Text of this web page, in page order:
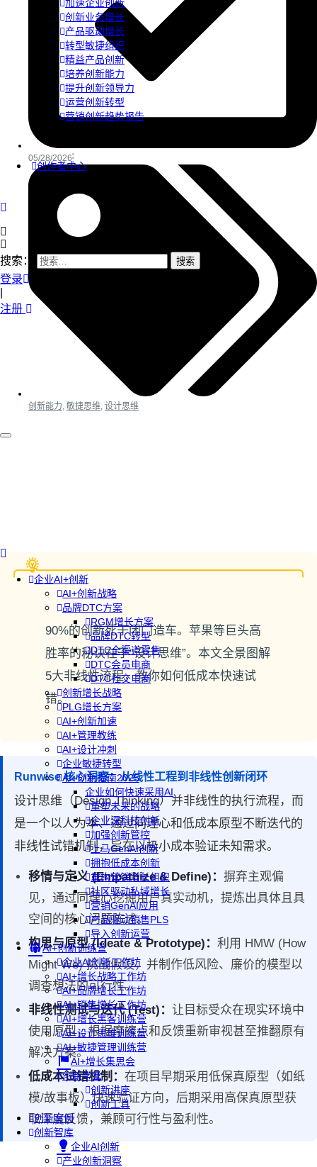
加速企业创新
创新业务增长
产品驱动增长
转型敏捷组织
精益产品创新
培养创新能力
提升创新领导力
运营创新转型
营销创新趋势报告
创作者中心
搜索：
登录
注册
企业AI+创新
AI+创新战略
品牌DTC方案
RGM增长方案
品牌DTC转型
DTC全渠道零售
DTC会员电商
DTC社交电商
创新增长战略
PLG增长方案
AI+创新加速
AI+管理教练
AI+设计冲刺
企业敏捷转型
AI+创新指南2025
企业如何快速采用AI
重塑未来的战略
企业深科技创新
加强创新管控
上马GenAI创新
拥抱低成本创新
重构营销增长组织
社区驱动私域增长
营销GenAI应用
产品驱动销售PLS
导入创新运营
AI+创新训练营
企业AI创新工作坊
AI+增长战略工作坊
AI+品牌增长工作坊
AI+销售增长工作坊
AI+增长黑客训练营
AI+设计思维训练营
AI+敏捷管理训练营
AI+增长集思会
创新学堂
创新讲座
创新工具
创新案例
创新智库
企业AI创新
产业创新洞察
05/28/2026
创新能力 敏捷思维 设计思维
90%的创新死于闭门造车。苹果等巨头高
胜率的秘诀在于“设计思维”。本文全景图解
5大非线性流程，教你如何低成本快速试
错。
Runwise 核心洞察：从线性工程到非线性创新闭环
设计思维（Design Thinking）并非线性的执行流程，而
是一个以人为本、通过同理心和低成本原型不断迭代的
非线性试错机制，旨在以极小成本验证未知需求。
移情与定义 (Empathize & Define)： 摒弃主观偏
见，通过同理心挖掘用户真实动机，提炼出具体且具
空间的核心问题陈述。
构思与原型 (Ideate & Prototype)： 利用 HMW (How
Might We) 挑战假设，并制作低风险、廉价的模型以
调查想法的可行性。
非线性测试与迭代 (Test)： 让目标受众在现实环境中
使用原型，根据摩擦点和反馈重新审视甚至推翻原有
解决方案。
低成本试错机制： 在项目早期采用低保真原型（如纸
模/故事板）快速验证方向，后期采用高保真原型获
取深度反馈，兼顾可行性与盈利性。